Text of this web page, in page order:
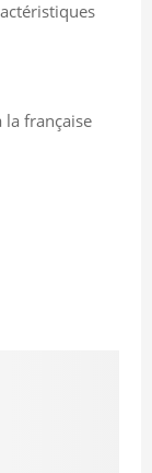
la française